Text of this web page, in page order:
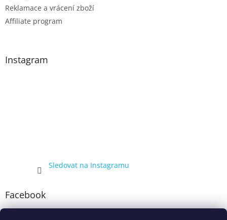
Reklamace a vrácení zboží
Affiliate program
Instagram
Sledovat na Instagramu
Facebook